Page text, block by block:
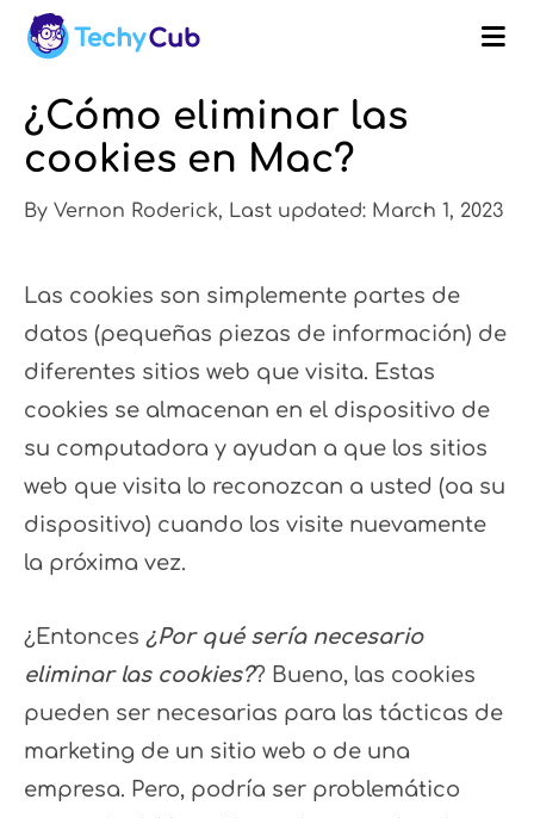
¿Cómo eliminar las
cookies en Mac?
By Vernon Roderick, Last updated: March 1, 2023
Las cookies son simplemente partes de
datos (pequeñas piezas de información) de
diferentes sitios web que visita. Estas
cookies se almacenan en el dispositivo de
su computadora y ayudan a que los sitios
web que visita lo reconozcan a usted (oa su
dispositivo) cuando los visite nuevamente
la próxima vez.
¿Entonces ¿Por qué sería necesario
eliminar las cookies?? Bueno, las cookies
pueden ser necesarias para las tácticas de
marketing de un sitio web o de una
empresa. Pero, podría ser problemático